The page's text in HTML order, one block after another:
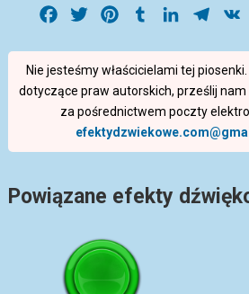
Facebook
Twitter PinterestTumblrLinkedIn
Nie jesteśmy właścicielami tej
dotyczące praw autorskich, prześlij
za pośrednictwem poczty
Powiązane efekty